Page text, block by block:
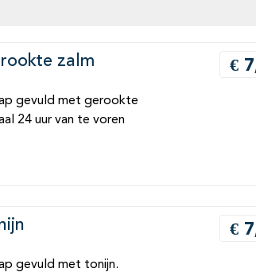
zalm
gevuld met gerookte
24 uur van te voren
€
gevuld met tonijn.
€